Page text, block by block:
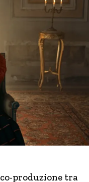
co-produzione tra